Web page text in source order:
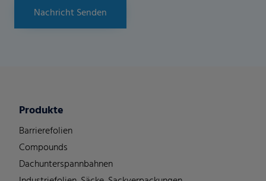
Nachricht Senden
Produkte
Barrierefolien
Compounds
Dachunterspannbahnen